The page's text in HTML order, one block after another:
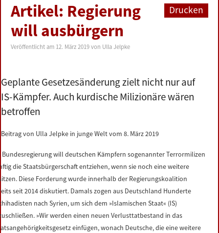
BUNDESTAG
PRESSE
LINKS
IMPRESSUM
Drucken
Artikel: Regierung
will ausbürgern
Veröffentlicht am 12. März 2019 von Ulla Jelpke
Geplante Gesetzesänderung zielt nicht nur auf
IS-Kämpfer. Auch kurdische Milizionäre wären
betroffen
Beitrag von Ulla Jelpke in junge Welt vom 8. März 2019
Bundesregierung will deutschen Kämpfern sogenannter Terrormilizen
die Staatsbürgerschaft entziehen, wenn sie noch eine weitere
Diese Forderung wurde innerhalb der Regierungskoalition
seit 2014 diskutiert. Damals zogen aus Deutschland Hunderte
nach Syrien, um sich dem »Islamischen Staat« (IS)
»Wir werden einen neuen Verlusttatbestand in das
einfügen, wonach Deutsche, die eine weitere